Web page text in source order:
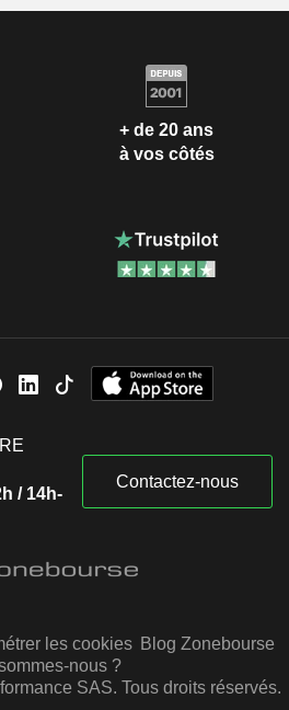
+ de 20 ans
à vos côtés
/ 14h-
Contactez-nous
les cookies Blog Zonebourse
nous ?
SAS. Tous droits réservés.